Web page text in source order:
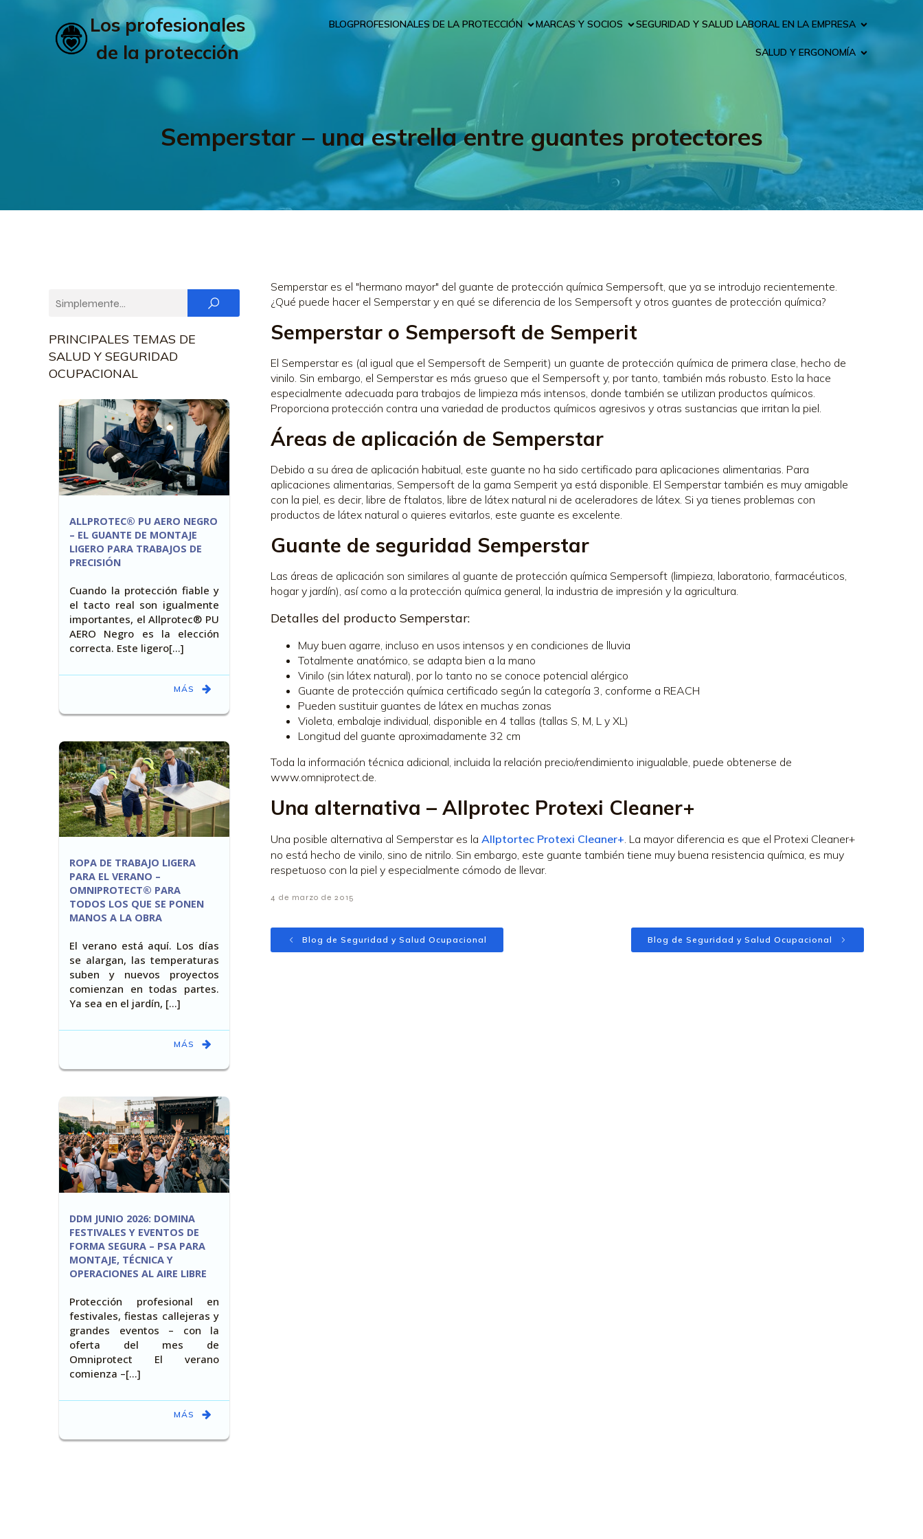
Los profesionales
de la protección
BLOGPROFESIONALES DE LA PROTECCIÓN MARCAS Y SOCIOS SEGURIDAD Y SALUD LABORAL EN LA EMPRESA
SALUD Y ERGONOMÍA
Semperstar – una estrella entre guantes protectores
PRINCIPALES TEMAS DE
SALUD Y SEGURIDAD
OCUPACIONAL
ALLPROTEC® PU AERO NEGRO
– EL GUANTE DE MONTAJE
LIGERO PARA TRABAJOS DE
PRECISIÓN
Cuando la protección fiable y
el tacto real son igualmente
importantes, el Allprotec® PU
AERO Negro es la elección
correcta. Este ligero[…]
MÁS
ROPA DE TRABAJO LIGERA
PARA EL VERANO –
OMNIPROTECT® PARA
TODOS LOS QUE SE PONEN
MANOS A LA OBRA
El verano está aquí. Los días
se alargan, las temperaturas
suben y nuevos proyectos
comienzan en todas partes.
Ya sea en el jardín, [...]
MÁS
DDM JUNIO 2026: DOMINA
FESTIVALES Y EVENTOS DE
FORMA SEGURA – PSA PARA
MONTAJE, TÉCNICA Y
OPERACIONES AL AIRE LIBRE
Protección profesional en
festivales, fiestas callejeras y
grandes eventos – con la
oferta del mes de
Omniprotect El verano
comienza –[…]
MÁS
Semperstar es el "hermano mayor" del guante de protección química Sempersoft, que ya se introdujo recientemente.
¿Qué puede hacer el Semperstar y en qué se diferencia de los Sempersoft y otros guantes de protección química?
Semperstar o Sempersoft de Semperit
El Semperstar es (al igual que el Sempersoft de Semperit) un guante de protección química de primera clase, hecho de
vinilo. Sin embargo, el Semperstar es más grueso que el Sempersoft y, por tanto, también más robusto. Esto la hace
especialmente adecuada para trabajos de limpieza más intensos, donde también se utilizan productos químicos.
Proporciona protección contra una variedad de productos químicos agresivos y otras sustancias que irritan la piel.
Áreas de aplicación de Semperstar
Debido a su área de aplicación habitual, este guante no ha sido certificado para aplicaciones alimentarias. Para
aplicaciones alimentarias, Sempersoft de la gama Semperit ya está disponible. El Semperstar también es muy amigable
con la piel, es decir, libre de ftalatos, libre de látex natural ni de aceleradores de látex. Si ya tienes problemas con
productos de látex natural o quieres evitarlos, este guante es excelente.
Guante de seguridad Semperstar
Las áreas de aplicación son similares al guante de protección química Sempersoft (limpieza, laboratorio, farmacéuticos,
hogar y jardín), así como a la protección química general, la industria de impresión y la agricultura.
Detalles del producto Semperstar:
Muy buen agarre, incluso en usos intensos y en condiciones de lluvia
Totalmente anatómico, se adapta bien a la mano
Vinilo (sin látex natural), por lo tanto no se conoce potencial alérgico
Guante de protección química certificado según la categoría 3, conforme a REACH
Pueden sustituir guantes de látex en muchas zonas
Violeta, embalaje individual, disponible en 4 tallas (tallas S, M, L y XL)
Longitud del guante aproximadamente 32 cm
Toda la información técnica adicional, incluida la relación precio/rendimiento inigualable, puede obtenerse de
www.omniprotect.de.
Una alternativa – Allprotec Protexi Cleaner+
Una posible alternativa al Semperstar es la Allptortec Protexi Cleaner+. La mayor diferencia es que el Protexi Cleaner+
no está hecho de vinilo, sino de nitrilo. Sin embargo, este guante también tiene muy buena resistencia química, es muy
respetuoso con la piel y especialmente cómodo de llevar.
4 de marzo de 2015
Blog de Seguridad y Salud Ocupacional Blog de Seguridad y Salud Ocupacional